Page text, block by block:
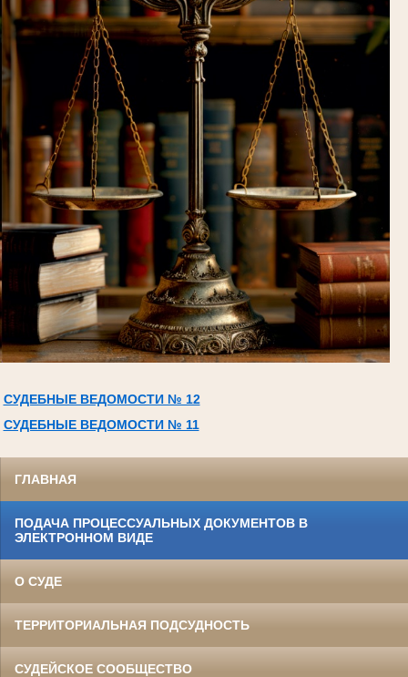
СУДЕБНЫЕ ВЕДОМОСТИ № 12
СУДЕБНЫЕ ВЕДОМОСТИ № 11
ГЛАВНАЯ
ПОДАЧА ПРОЦЕССУАЛЬНЫХ ДОКУМЕНТОВ В
ЭЛЕКТРОННОМ ВИДЕ
О СУДЕ
ТЕРРИТОРИАЛЬНАЯ ПОДСУДНОСТЬ
СУДЕЙСКОЕ СООБЩЕСТВО